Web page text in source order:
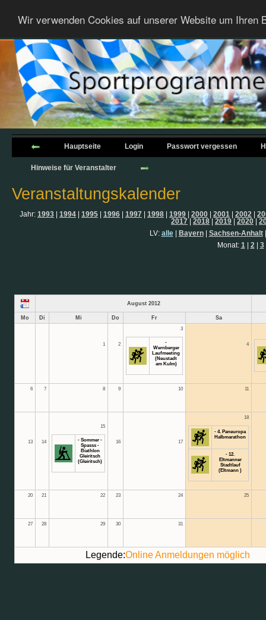
Wir verwenden Cookies auf unserer Website um
Hauptseite Login Passwort vergessen
Hinweise für Veranstalter
Veranstaltungskalender
Jahr: 1993 1994 1995 1996 1997 1998 1999 2000 2001 2002
2017
2018 2019 2020
LV: alle| Bayern| Sachsen-Anhalt
Monat: 1 2 3
August 2012
Mo Di Mi Do Fr Sa
1 2
3
-
Wernberger
Laufmeeting
(Neustadt
am Kulm)
4
6 7 8 9 10 11
13 14
15
- Sommer -
Spasss -
Biathlon
Gleiritsch
(Gleiritsch)
16 17
18
- 4. Paneuropa
Halbmarathon
- 12.
Eltmanner
Stadtlauf
(Eltmann )
20 21 22 23 24 25
27 28 29 30 31
Legende:Online Anmeldungen möglich